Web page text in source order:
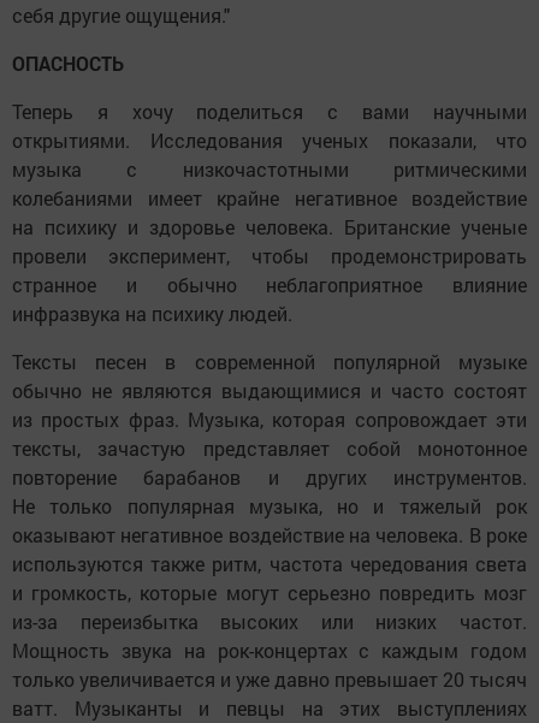
себя другие ощущения."
ОПАСНОСТЬ
Теперь я хочу поделиться с вами научными
открытиями. Исследования ученых показали, что
музыка с низкочастотными ритмическими
колебаниями имеет крайне негативное воздействие
на психику и здоровье человека. Британские ученые
провели эксперимент, чтобы продемонстрировать
странное и обычно неблагоприятное влияние
инфразвука на психику людей.
Тексты песен в современной популярной музыке
обычно не являются выдающимися и часто состоят
из простых фраз. Музыка, которая сопровождает эти
тексты, зачастую представляет собой монотонное
повторение барабанов и других инструментов.
Не только популярная музыка, но и тяжелый рок
оказывают негативное воздействие на человека. В роке
используются также ритм, частота чередования света
и громкость, которые могут серьезно повредить мозг
из-за переизбытка высоких или низких частот.
Мощность звука на рок-концертах с каждым годом
только увеличивается и уже давно превышает 20 тысяч
ватт. Музыканты и певцы на этих выступлениях